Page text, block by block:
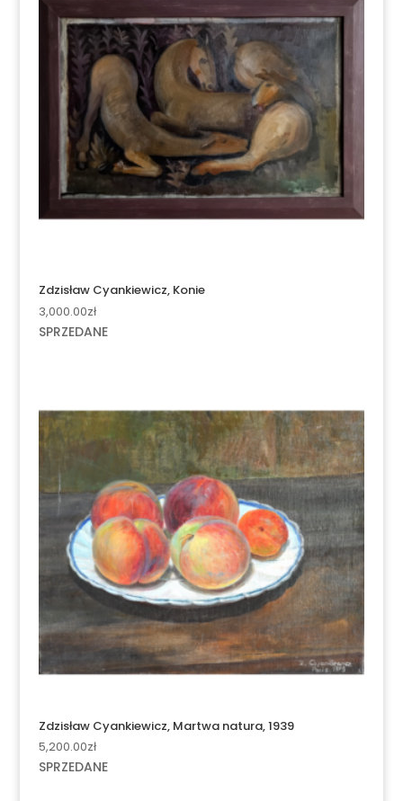
Zdzisław Cyankiewicz, Konie
3,000.00zł
SPRZEDANE
Zdzisław Cyankiewicz, Martwa natura, 1939
5,200.00zł
SPRZEDANE